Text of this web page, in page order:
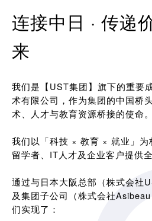
连接中日 · 传递
来
我们是【UST集团】旗下的重要
术有限公司，作为集团的中国桥
术、人才与教育资源桥接的使命。
我们以「科技 × 教育 × 就业」为
留学者、IT人才及企业客户提供
通过与日本大阪总部（株式会社
及集团子公司（株式会社
们实现了：